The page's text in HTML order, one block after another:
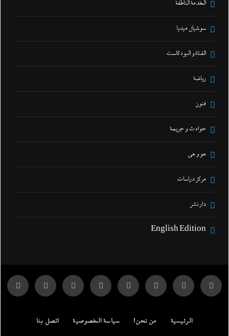
الخدمة الناطقة
سوشيال ميديا
القناة و البودكاست
رياضة
فنون
حوادث و جريمة
هو و هي
مركز دراسات
دار نشر
English Edition
الرئيسية من نحن! سياسة الخصوصية اتصل بنا